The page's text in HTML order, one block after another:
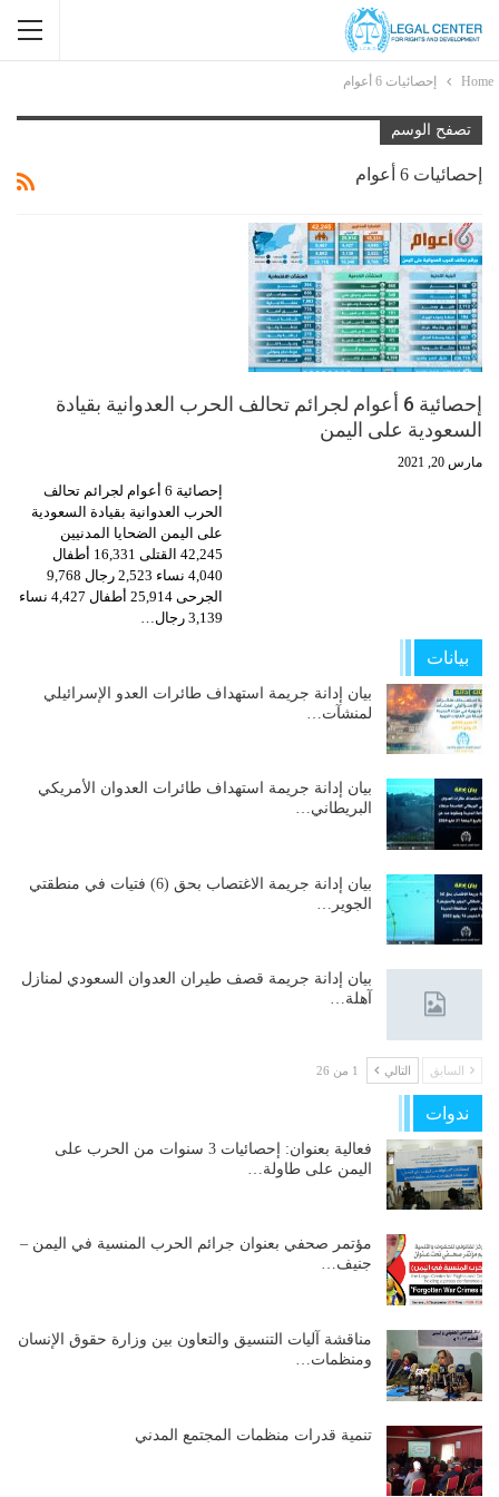
Home إحصائيات 6 أعوام
تصفح الوسم
إحصائيات 6 أعوام
إحصائية 6 أعوام لجرائم تحالف الحرب العدوانية بقيادة
السعودية على اليمن
مارس 20, 2021
إحصائية 6 أعوام لجرائم تحالف
الحرب العدوانية بقيادة السعودية
على اليمن الضحايا المدنيين
42,245 القتلى 16,331 أطفال
4,040 نساء 2,523 رجال 9,768
الجرحى 25,914 أطفال 4,427 نساء
3,139 رجال…
بيانات
بيان إدانة جريمة استهداف طائرات العدو الإسرائيلي
لمنشآت…
بيان إدانة جريمة استهداف طائرات العدوان الأمريكي
البريطاني…
بيان إدانة جريمة الاغتصاب بحق (6) فتيات في منطقتي
الجوير…
بيان إدانة جريمة قصف طيران العدوان السعودي لمنازل
آهلة…
السابق التالي 1 من 26
ندوات
فعالية بعنوان: إحصائيات 3 سنوات من الحرب على
اليمن على طاولة…
مؤتمر صحفي بعنوان جرائم الحرب المنسية في اليمن –
جنيف…
مناقشة آليات التنسيق والتعاون بين وزارة حقوق الإنسان
ومنظمات…
تنمية قدرات منظمات المجتمع المدني